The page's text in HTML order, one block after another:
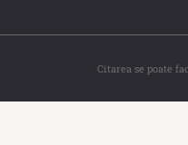
Citarea se poate